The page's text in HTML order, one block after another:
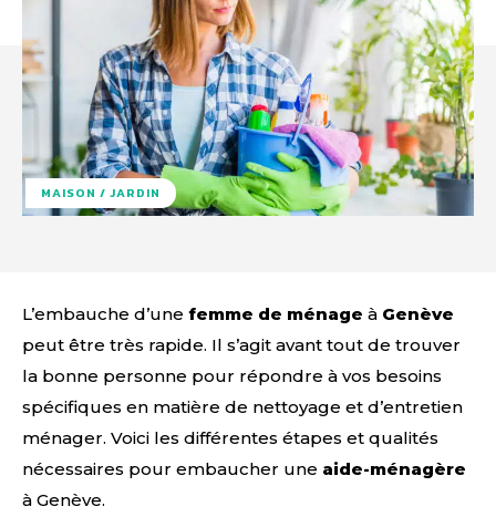
MAISON / JARDIN
L’embauche d’une femme de ménage à Genève
peut être très rapide. Il s’agit avant tout de trouver
la bonne personne pour répondre à vos besoins
spécifiques en matière de nettoyage et d’entretien
ménager. Voici les différentes étapes et qualités
nécessaires pour embaucher une aide-ménagère
à Genève.